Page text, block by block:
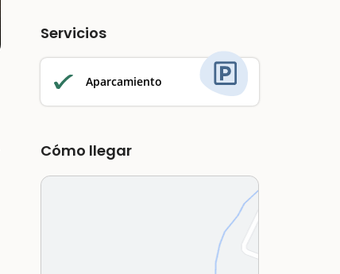
Servicios
Aparcamiento
Cómo llegar